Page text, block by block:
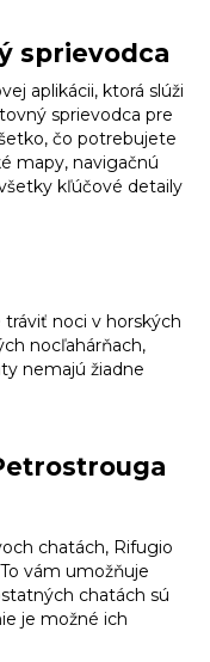
Info
sprievodca
aplikácii, ktorá slúži
sprievodca pre
čo potrebujete
mapy, navigačnú
kľúčové detaily
noci v horských
nocľahárňach,
nemajú žiadne
chatách, Rifugio
vám umožňuje
chatách sú
je možné ich